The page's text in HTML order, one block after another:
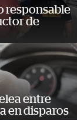
responsable
de
entre
en disparos